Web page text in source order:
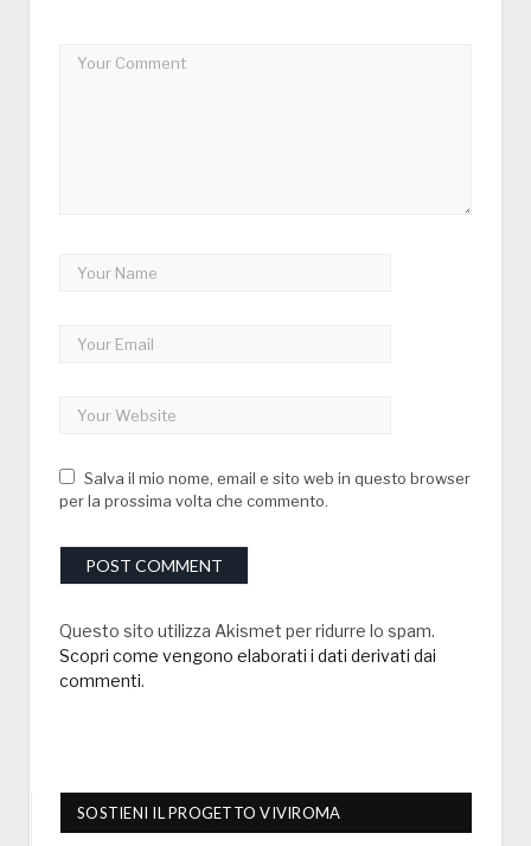
Salva il mio nome, email e sito web in questo browser
per la prossima volta che commento.
Questo sito utilizza Akismet per ridurre lo spam.
Scopri come vengono elaborati i dati derivati dai
commenti.
SOSTIENI IL PROGETTO VIVIROMA